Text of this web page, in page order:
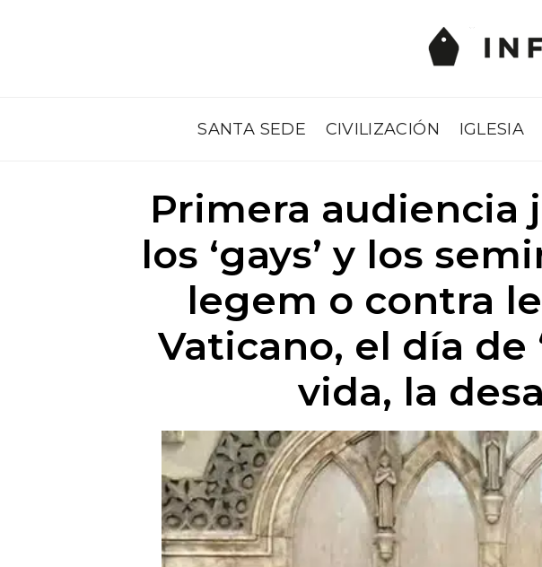
SANTA SEDE CIVILIZACIÓN IGLESIA
Primera audiencia
los ‘gays’ y los
legem o contra
Vaticano, el día de
vida, la